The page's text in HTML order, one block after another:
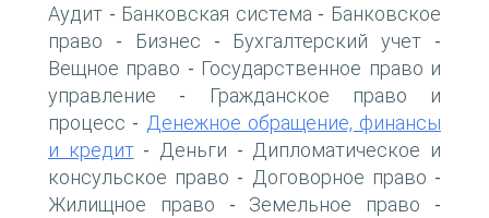
Аудит - Банковская система - Банковское
право - Бизнес - Бухгалтерский учет -
Вещное право - Государственное право и
управление -
Гражданское право и
процесс - Денежное обращение, финансы
и кредит- Деньги - Дипломатическое и
консульское право - Договорное право -
Жилищное право - Земельное право -